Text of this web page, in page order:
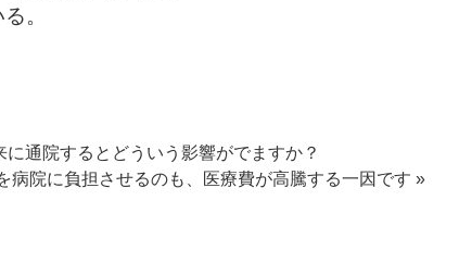
。
通院するとどういう影響がでますか？
病院に負担させるのも、医療費が高騰する一因です »